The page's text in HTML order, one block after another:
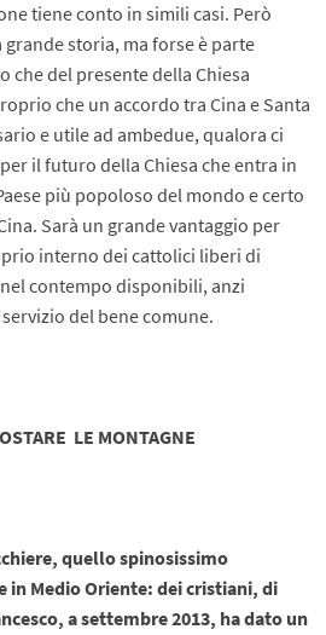
tiene conto in simili casi. Però
storia, ma forse è parte
che del presente della Chiesa
che un accordo tra Cina e Santa
e utile ad ambedue, qualora ci
il futuro della Chiesa che entra in
più popoloso del mondo e certo
Sarà un grande vantaggio per
interno dei cattolici liberi di
contempo disponibili, anzi
del bene comune.
LE MONTAGNE
quello spinosissimo
in Medio Oriente: dei cristiani, di
a settembre 2013, ha dato un